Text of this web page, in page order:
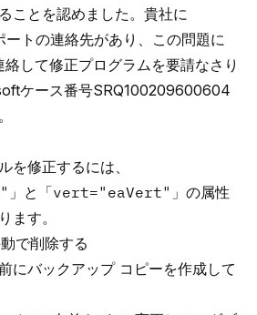
ことを認めました。貴社に
トの連絡先があり、この問題に
して修正プログラムを要請なさり
ケース番号SRQ100209600604
を修正するには、
」と「vert="eaVert" 」の属性
ます。
で削除する
にバックアップ コピーを作成して